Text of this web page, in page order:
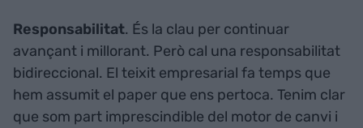
Responsabilitat. És la clau per continuar
avançant i millorant. Però cal una responsabilitat
bidireccional. El teixit empresarial fa temps que
hem assumit el paper que ens pertoca. Tenim clar
que som part imprescindible del motor de canvi i